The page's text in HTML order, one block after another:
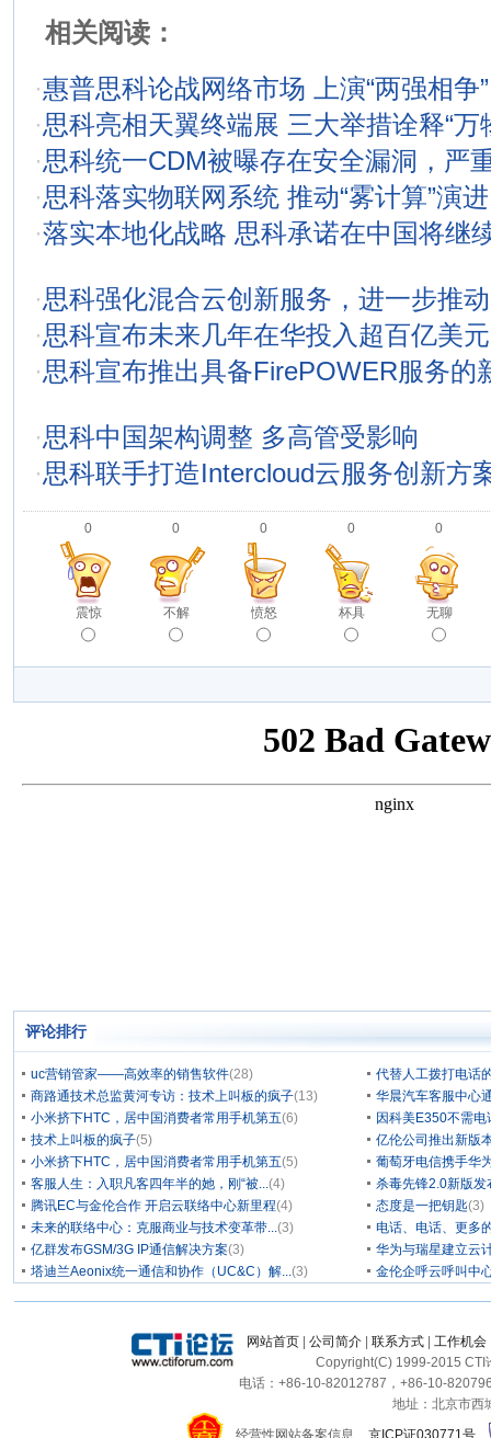
相关阅读：
·惠普思科论战网络市场 上演“两强相争”
·思科亮相天翼终端展 三大举措诠释“万
·思科统一CDM被曝存在安全漏洞，严
·思科落实物联网系统 推动“雾计算”演进
·落实本地化战略 思科承诺在中国将继
·思科强化混合云创新服务，进一步推
·思科宣布未来几年在华投入超百亿美元
·思科宣布推出具备FirePOWER服务的
·思科中国架构调整 多高管受影响
·思科联手打造Intercloud云服务创新方
0
震惊
0
不解
0
愤怒
0
杯具
0
无聊
评论排行
uc营销管家——高效率的销售软件(28)
代替人工拨打电话
商路通技术总监黄河专访：技术上叫板的疯子(13)
华晨汽车客服中心
小米挤下HTC，居中国消费者常用手机第五(6)
因科美E350不需
技术上叫板的疯子(5)
亿伦公司推出新版
小米挤下HTC，居中国消费者常用手机第五(5)
葡萄牙电信携手华
客服人生：入职凡客四年半的她，刚“被...(4)
杀毒先锋2.0新版发
腾讯EC与金伦合作 开启云联络中心新里程(4) 态度是一把钥匙(3)
未来的联络中心：克服商业与技术变革带...(3)
电话、电话、更多
亿群发布GSM/3G IP通信解决方案(3)
华为与瑞星建立云
塔迪兰Aeonix统一通信和协作（UC&C）解...(3) 金伦企呼云呼叫中
网站首页 公司简介 联系方式 工作机会
Copyright(C) 1999-2015 CTI
电话：+86-10-82012787，+86-10-
地址：北京市西
经营性网站备案信息
京ICP证030771号